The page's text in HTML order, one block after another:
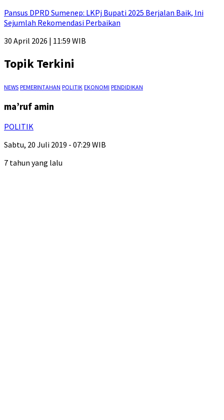
Pansus DPRD Sumenep: LKPj Bupati 2025 Berjalan Baik, Ini
Sejumlah Rekomendasi Perbaikan
30 April 2026 | 11:59 WIB
Topik Terkini
NEWS PEMERINTAHAN POLITIK EKONOMI PENDIDIKAN
ma’ruf amin
POLITIK
Sabtu, 20 Juli 2019 - 07:29 WIB
7 tahun yang lalu